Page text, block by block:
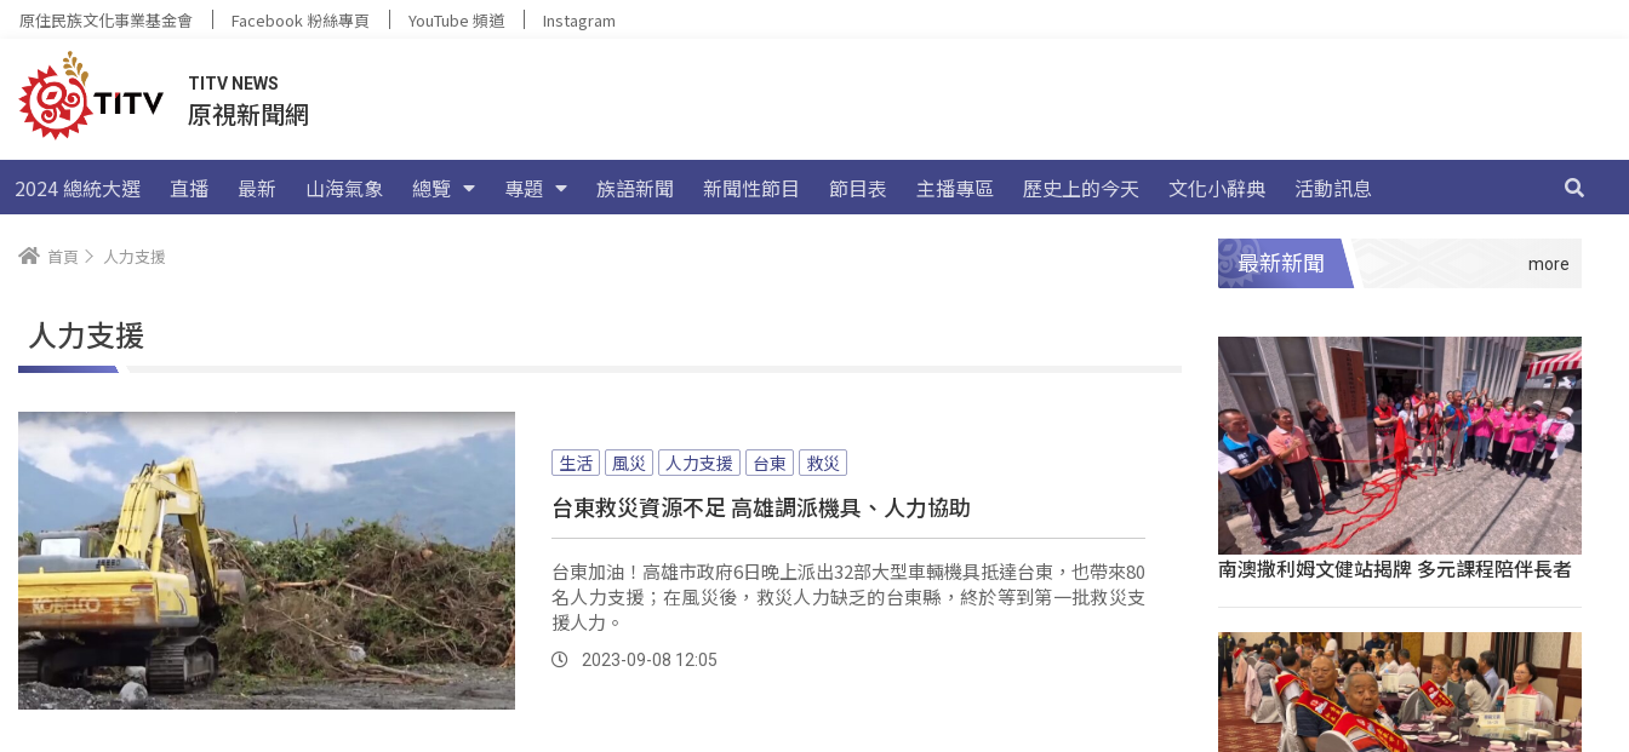
原住民族文化事業基金會 Facebook 粉絲專頁 YouTube 頻道 Instagram
TITV NEWS
原視新聞網
2024 總統大選 直播 最新 山海氣象 總覽 專題 族語新聞 新聞性節目 節目表 主播專區 歷史上的今天 文化小辭典 活動訊息
首頁 人力支援
人力支援
生活 風災 人力支援 台東 救災
台東救災資源不足 高雄調派機具、人力協助
台東加油！高雄市政府6日晚上派出32部大型車輛機具抵達台東，也帶來80
名人力支援；在風災後，救災人力缺乏的台東縣，終於等到第一批救災支
援人力。
2023-09-08 12:05
最新新聞
南澳撒利姆文健站揭牌 多元課程陪伴長者